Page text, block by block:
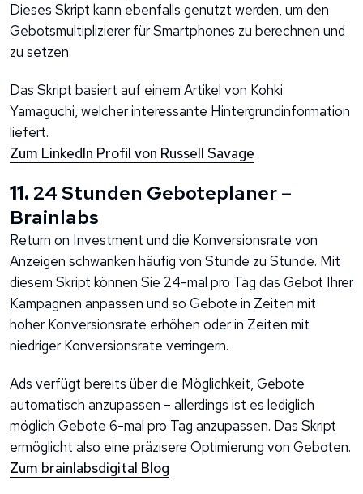
Dieses Skript kann ebenfalls genutzt werden, um den
Gebotsmultiplizierer für Smartphones zu berechnen und
zu setzen.
Das Skript basiert auf einem Artikel von Kohki
Yamaguchi, welcher interessante Hintergrundinformation
liefert.
Zum LinkedIn Profil von Russell Savage
11.24 Stunden Geboteplaner –
Brainlabs
Return on Investment und die Konversionsrate von
Anzeigen schwanken häufig von Stunde zu Stunde. Mit
diesem Skript können Sie 24-mal pro Tag das Gebot Ihrer
Kampagnen anpassen und so Gebote in Zeiten mit
hoher Konversionsrate erhöhen oder in Zeiten mit
niedriger Konversionsrate verringern.
Ads verfügt bereits über die Möglichkeit, Gebote
automatisch anzupassen – allerdings ist es lediglich
möglich Gebote 6-mal pro Tag anzupassen. Das Skript
ermöglicht also eine präzisere Optimierung von Geboten.
Zum brainlabsdigital Blog